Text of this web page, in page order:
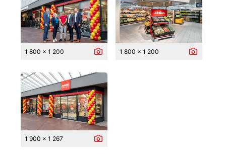
1 800 x 1 200 1 800 x 1 200
1 900 x 1 267